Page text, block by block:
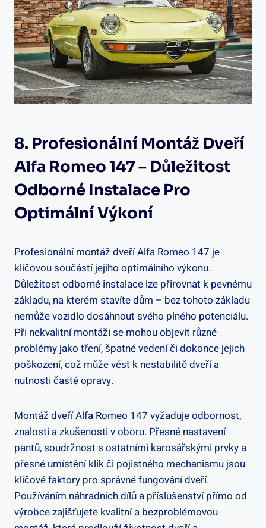
8. Profesionální Montáž Dveří
Alfa Romeo 147 – Důležitost
Odborné Instalace Pro
Optimální Výkoní
Profesionální montáž dveří Alfa Romeo 147 je
klíčovou součástí jejího optimálního výkonu.
Důležitost odborné instalace lze přirovnat k pevnému
základu, na kterém stavíte dům – bez tohoto základu
nemůže vozidlo dosáhnout svého plného potenciálu.
Při nekvalitní montáži se mohou objevit různé
problémy jako tření, špatné vedení či dokonce jejich
poškození, což může vést k nestabilitě dveří a
nutnosti časté opravy.
Montáž dveří Alfa Romeo 147 vyžaduje odbornost,
znalosti a zkušenosti v oboru. Přesné nastavení
pantů, soudržnost s ostatními karosářskými prvky a
přesné umístění klik či pojistného mechanismu jsou
klíčové faktory pro správné fungování dveří.
Používáním náhradních dílů a příslušenství přímo od
výrobce zajišťujete kvalitní a bezproblémovou